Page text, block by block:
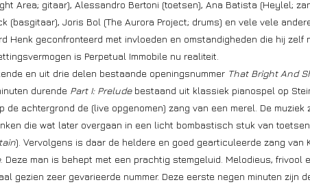
Area; gitaar), Alessandro Bertoni (toetsen), Ana Batista (Heylel;
(basgitaar), Joris Bol (The Aurora Project; drums) en vele vele
Henk geconfronteerd met invloeden en omstandigheden die hij zelf
is Perpetual Immobile nu realiteit.
en uit drie delen bestaande openingsnummer That Bright And
durende Part I: Preludebestaand uit klassiek pianospel op
de achtergrond de (live opgenomen) zang van een merel. De
die wat later overgaan in een licht bombastisch stuk van
). Vervolgens is daar de heldere en goed gearticuleerde zang van
. Deze man is behept met een prachtig stemgeluid. Melodieus, frivool
gezien zeer gevarieerde nummer. Deze eerste negen minuten zijn